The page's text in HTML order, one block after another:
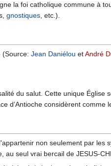
la foi catholique commune à
gnostiques, etc.).
(Source: Jean Daniélou etAndré
du salut. Cette unique
d’Antioche considèrent
non seulement par les
seul vrai bercail de JESUS-